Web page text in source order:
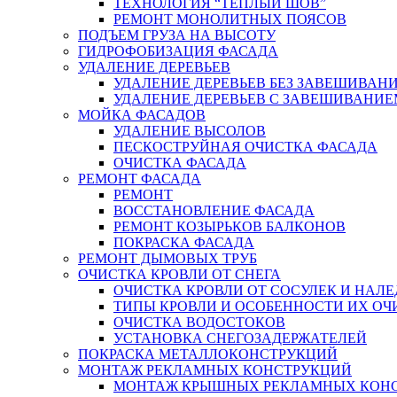
ТЕХНОЛОГИЯ “ТЕПЛЫЙ ШОВ”
РЕМОНТ МОНОЛИТНЫХ ПОЯСОВ
ПОДЪЕМ ГРУЗА НА ВЫСОТУ
ГИДРОФОБИЗАЦИЯ ФАСАДА
УДАЛЕНИЕ ДЕРЕВЬЕВ
УДАЛЕНИЕ ДЕРЕВЬЕВ БЕЗ
УДАЛЕНИЕ ДЕРЕВЬЕВ С
МОЙКА ФАСАДОВ
УДАЛЕНИЕ ВЫСОЛОВ
ПЕСКОСТРУЙНАЯ ОЧИСТКА ФАСАДА
ОЧИСТКА ФАСАДА
РЕМОНТ ФАСАДА
РЕМОНТ
ВОССТАНОВЛЕНИЕ ФАСАДА
РЕМОНТ КОЗЫРЬКОВ БАЛКОНОВ
ПОКРАСКА ФАСАДА
РЕМОНТ ДЫМОВЫХ ТРУБ
ОЧИСТКА КРОВЛИ ОТ СНЕГА
ОЧИСТКА КРОВЛИ ОТ СОСУЛЕК И
ТИПЫ КРОВЛИ И ОСОБЕННОСТИ ИХ
ОЧИСТКА ВОДОСТОКОВ
УСТАНОВКА СНЕГОЗАДЕРЖАТЕЛЕЙ
ПОКРАСКА МЕТАЛЛОКОНСТРУКЦИЙ
МОНТАЖ РЕКЛАМНЫХ КОНСТРУКЦИЙ
МОНТАЖ КРЫШНЫХ РЕКЛАМНЫХ